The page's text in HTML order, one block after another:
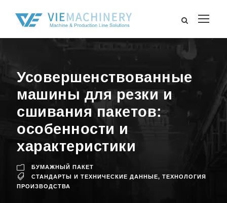
Усовершенствованные
машины для резки и
сшивания пакетов:
особенности и
характеристики
БУМАЖНЫЙ ПАКЕТ
СТАНДАРТЫ И ТЕХНИЧЕСКИЕ ДАННЫЕ, ТЕХНОЛОГИЯ
ПРОИЗВОДСТВА